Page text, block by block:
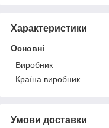
Характеристики
Основні
Виробник
Країна виробник
Умови доставки